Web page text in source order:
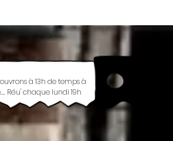
à 13h de temps à
Réu' chaque lundi 19h